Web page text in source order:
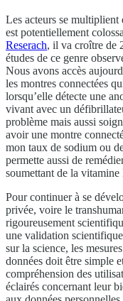
Les acteurs se multiplient
est potentiellement
Reserach, il va croître de
études de ce genre
Nous avons accès
les montres connectées
lorsqu’elle détecte une
vivant avec un
problème mais aussi
avoir une montre
mon taux de sodium ou
permette aussi de
soumettant de la
Pour continuer à se
privée, voire le
rigoureusement
une validation
sur la science, les
données doit être simple
compréhension des
éclairés concernant leur